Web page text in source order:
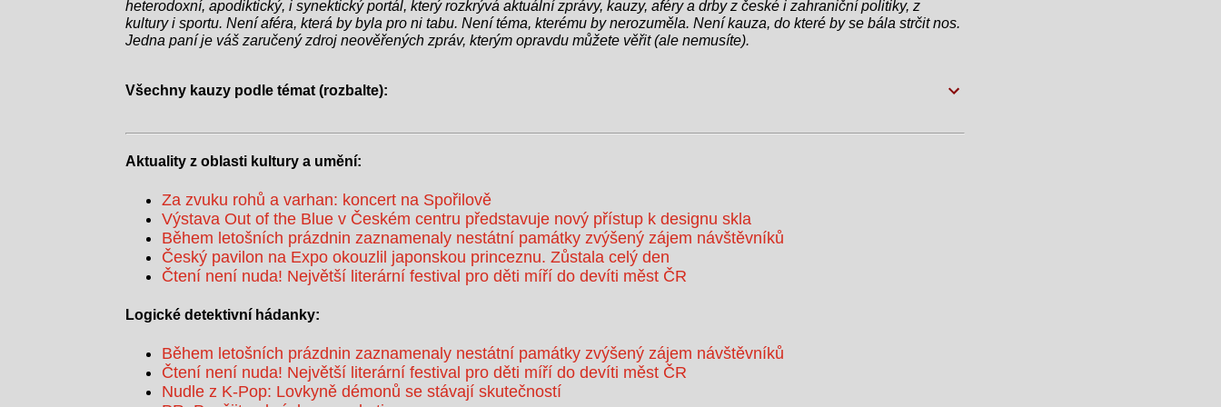
heterodoxní, apodiktický, i synektický portál, který rozkrývá aktuální zprávy, kauzy, aféry a drby z české i zahraniční politiky, z
kultury i sportu. Není aféra, která by byla pro ni tabu. Není téma, kterému by nerozuměla. Není kauza, do které by se bála strčit nos.
Jedna paní je váš zaručený zdroj neověřených zpráv, kterým opravdu můžete věřit (ale nemusíte).
Všechny kauzy podle témat (rozbalte):
Aktuality z oblasti kultury a umění:
Za zvuku rohů a varhan: koncert na Spořilově
Výstava Out of the Blue v Českém centru představuje nový přístup k designu skla
Během letošních prázdnin zaznamenaly nestátní památky zvýšený zájem návštěvníků
Český pavilon na Expo okouzlil japonskou princeznu. Zůstala celý den
Čtení není nuda! Největší literární festival pro děti míří do devíti měst ČR
Logické detektivní hádanky:
Během letošních prázdnin zaznamenaly nestátní památky zvýšený zájem návštěvníků
Čtení není nuda! Největší literární festival pro děti míří do devíti měst ČR
Nudle z K-Pop: Lovkyně démonů se stávají skutečností